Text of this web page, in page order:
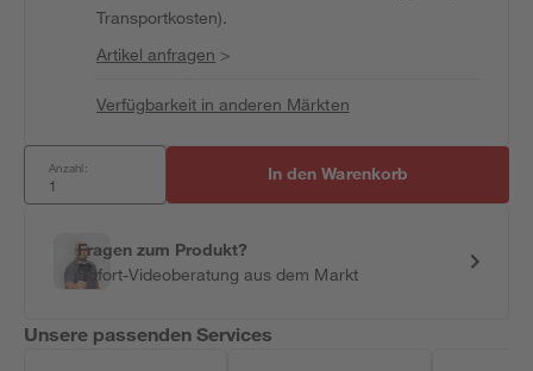
Transportkosten).
Artikel anfragen >
Verfügbarkeit in anderen Märkten
Anzahl: In den Warenkorb
Fragen zum Produkt?
Sofort-Videoberatung aus dem Markt
Unsere passenden Services